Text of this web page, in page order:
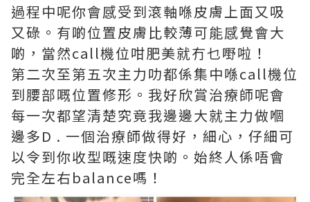
過程中呢你會感受到滾軸喺皮膚上面又吸
又碌。有啲位置皮膚比較薄可能感覺會大
啲，當然call機位咁肥美就冇乜嘢啦！
第二次至第五次主力叻都係集中喺call機位
到腰部嘅位置修形。我好欣賞治療師呢會
每一次都望清楚究竟我邊邊大就主力做嗰
邊多D . 一個治療師做得好，細心，仔細可
以令到你收型嘅速度快啲。始終人係唔會
完全左右balance嗎！